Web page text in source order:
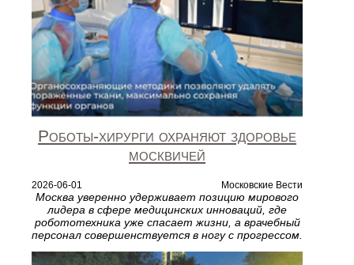
Роботы‑хирурги охраняют здоровье
москвичей
2026-06-01 Московские Вести
Москва уверенно удерживает позицию мирового
лидера в сфере медицинских инноваций, где
робототехника уже спасает жизни, а врачебный
персонал совершенствуется в ногу с прогрессом.